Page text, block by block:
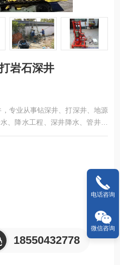
岩石深井
专业从事钻深井、打深井、地源
、降水工程、深井降水、管井降
温换气、除尘设备销售及安装等
18550432778
电话咨询
微信咨询